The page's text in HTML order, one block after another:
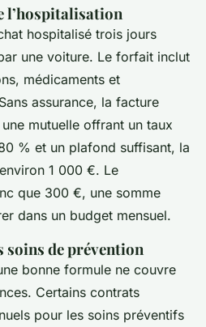
l’hospitalisation
hospitalisé trois jours
une voiture. Le forfait inclut
médicaments et
assurance, la facture
mutuelle offrant un taux
% et un plafond suffisant, la
1 000 €. Le
que 300 €, une somme
dans un budget mensuel.
soins de prévention
bonne formule ne couvre
Certains contrats
pour les soins préventifs